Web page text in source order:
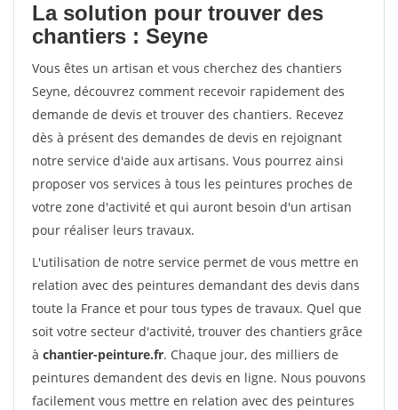
La solution pour trouver des
chantiers : Seyne
Vous êtes un artisan et vous cherchez des chantiers
Seyne, découvrez comment recevoir rapidement des
demande de devis et trouver des chantiers. Recevez
dès à présent des demandes de devis en rejoignant
notre service d'aide aux artisans. Vous pourrez ainsi
proposer vos services à tous les peintures proches de
votre zone d'activité et qui auront besoin d'un artisan
pour réaliser leurs travaux.
L'utilisation de notre service permet de vous mettre en
relation avec des peintures demandant des devis dans
toute la France et pour tous types de travaux. Quel que
soit votre secteur d'activité, trouver des chantiers grâce
à chantier-peinture.fr. Chaque jour, des milliers de
peintures demandent des devis en ligne. Nous pouvons
facilement vous mettre en relation avec des peintures